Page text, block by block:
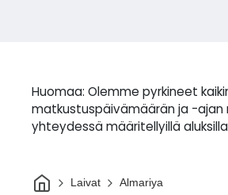
Huomaa: Olemme pyrkineet
matkustuspäivämäärän ja -ajan
yhteydessä määritellyillä
KotiinLaivat Almariya